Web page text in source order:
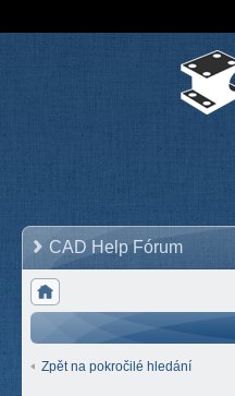
CAD Help Fórum
Zpět na pokročilé hledání